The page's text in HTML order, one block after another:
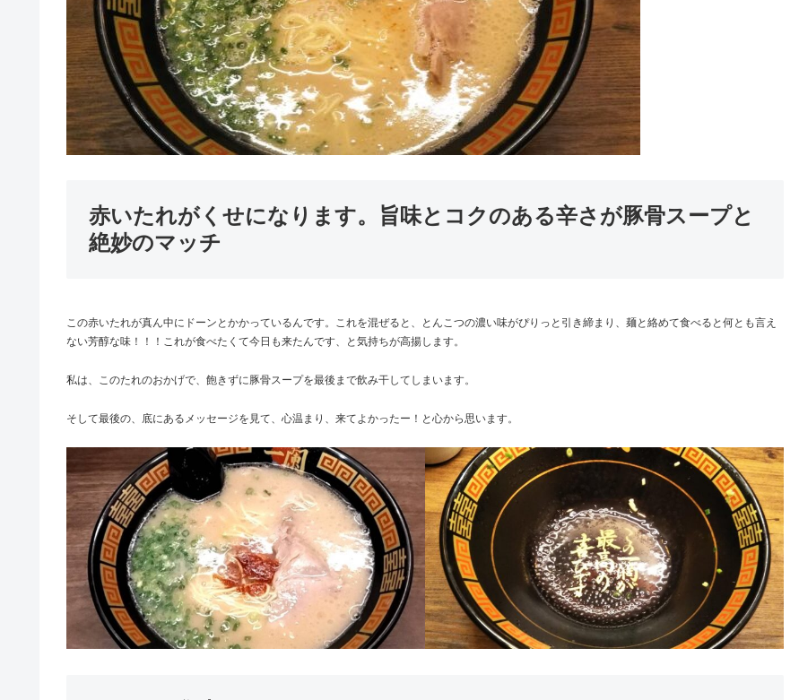
赤いたれがくせになります。旨味とコクのある辛さが豚骨スープと
絶妙のマッチ
この赤いたれが真ん中にドーンとかかっているんです。これを混ぜると、とんこつの濃い味がぴりっと引き締まり、麺と絡めて食べると何とも言え
ない芳醇な味！！！これが食べたくて今日も来たんです、と気持ちが高揚します。
私は、このたれのおかげで、飽きずに豚骨スープを最後まで飲み干してしまいます。
そして最後の、底にあるメッセージを見て、心温まり、来てよかったー！と心から思います。